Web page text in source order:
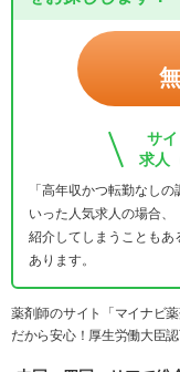
サ
求人
「高年収かつ転勤なし
いった人気求人の場合
紹介してしまうこともあ
あります。
薬剤師のサイト「マイナビ
だから安心！厚生労働大臣